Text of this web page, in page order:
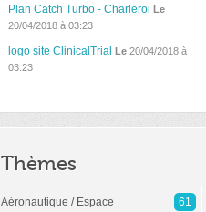
Plan Catch Turbo - Charleroi Le
20/04/2018 à 03:23
logo site ClinicalTrial Le 20/04/2018 à
03:23
Thèmes
Aéronautique / Espace
61